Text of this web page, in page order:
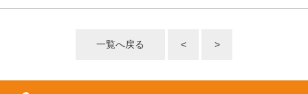
一覧へ戻る < >